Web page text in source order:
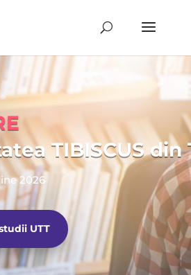
TIBISCUS din
2026
UTT